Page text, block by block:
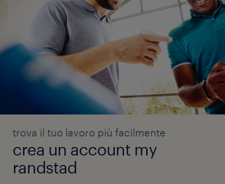
trova il tuo lavoro più facilmente
crea un account my
randstad